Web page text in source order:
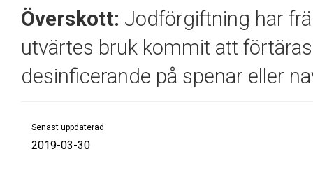
Överskott: Jodförgiftning har
utvärtes bruk kommit att
desinficerande på spenar eller
Senast uppdaterad
2019-03-30